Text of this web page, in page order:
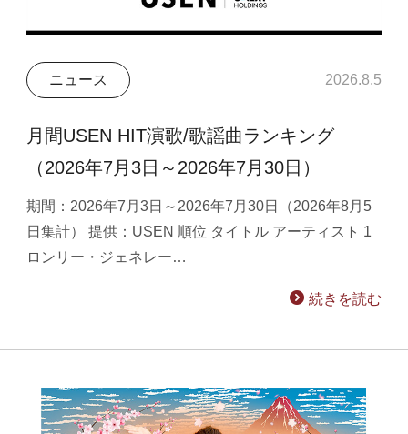
ニュース 2026.8.5
月間USEN HIT演歌/歌謡曲ランキング
（2026年7月3日～2026年7月30日）
期間：2026年7月3日～2026年7月30日（2026年8月5
日集計） 提供：USEN 順位 タイトル アーティスト 1
ロンリー・ジェネレー…
続きを読む